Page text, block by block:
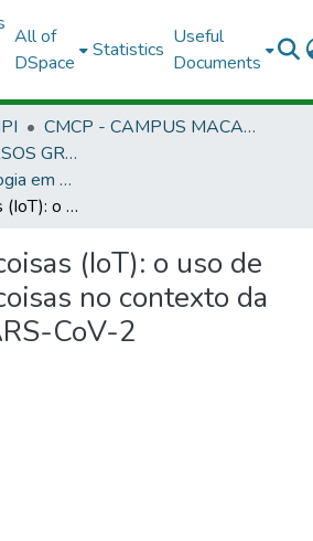
All of
DSpace
Statistics
Useful
Documents
CMCP - CAMPUS MACAPÁ
GRADMCP - CURSOS GRADUAÇÃO - CAMPUS MACAPÁ
TCCMCP - Tecnologia em Redes de Computadores
Internet das coisas (IoT): o uso de internet das coisas no contexto da pandemia SARS-CoV-2
(IoT): o uso de
no contexto da
CoV-2